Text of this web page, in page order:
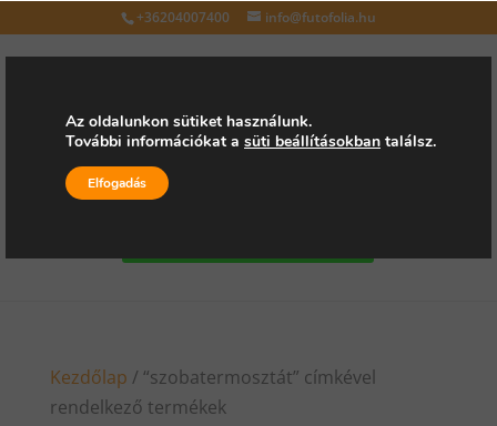
+36204007400 info@futofolia.hu
Válasszon oldalt
Kezdőlap / “szobatermosztát” címkével
rendelkező termékek
Az oldalunkon sütiket használunk.
További információkat a süti beállításokban találsz.
Elfogadás